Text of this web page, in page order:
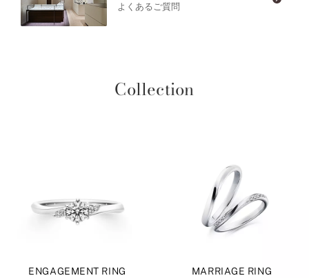
よくあるご質問
Collection
ENGAGEMENT RING MARRIAGE RING